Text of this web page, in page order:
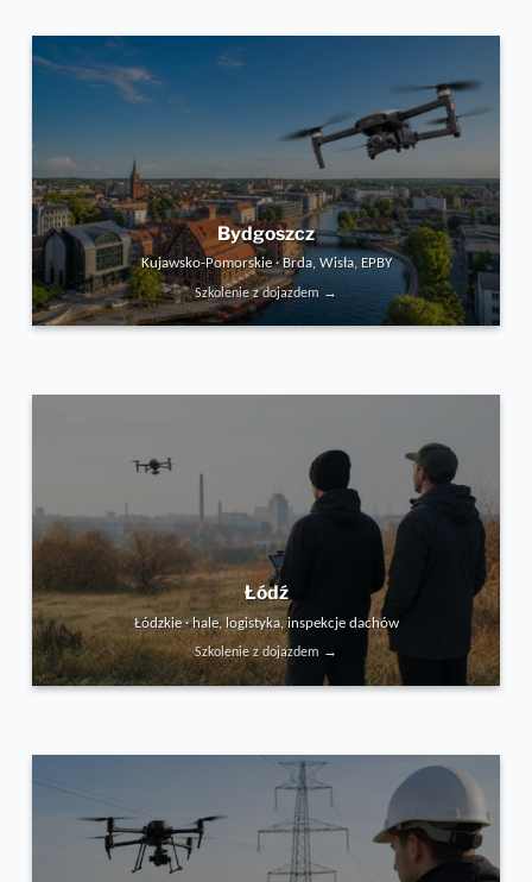
Bydgoszcz
Kujawsko-Pomorskie · Brda, Wisła, EPBY
Szkolenie z dojazdem →
Łódź
Łódzkie · hale, logistyka, inspekcje dachów
Szkolenie z dojazdem →